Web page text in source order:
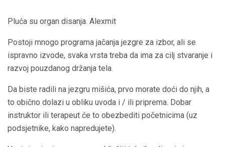
Pluća su organ disanja. Alexmit
Postoji mnogo programa jačanja jezgre za izbor, ali se
ispravno izvode, svaka vrsta treba da ima za cilj stvaranje i
razvoj pouzdanog držanja tela.
Da biste radili na jezgru mišića, prvo morate doći do njih, a
to obično dolazi u obliku uvoda i / ili priprema. Dobar
instruktor ili terapeut će to obezbediti početnicima (uz
podsjetnike, kako napredujete).